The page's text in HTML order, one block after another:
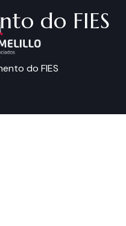
do FIES
do FIES